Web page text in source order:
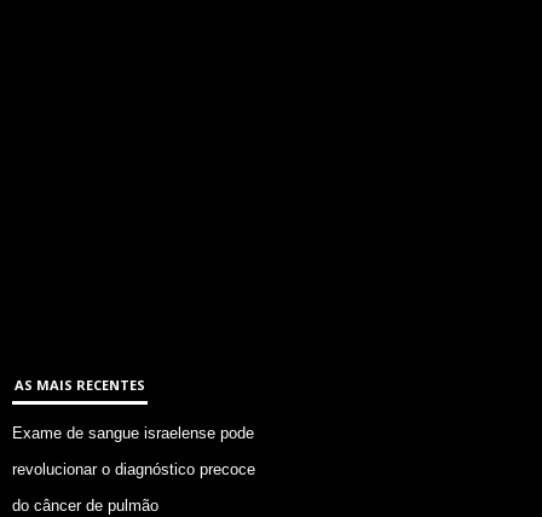
AS MAIS RECENTES
Exame de sangue israelense pode
revolucionar o diagnóstico precoce
do câncer de pulmão